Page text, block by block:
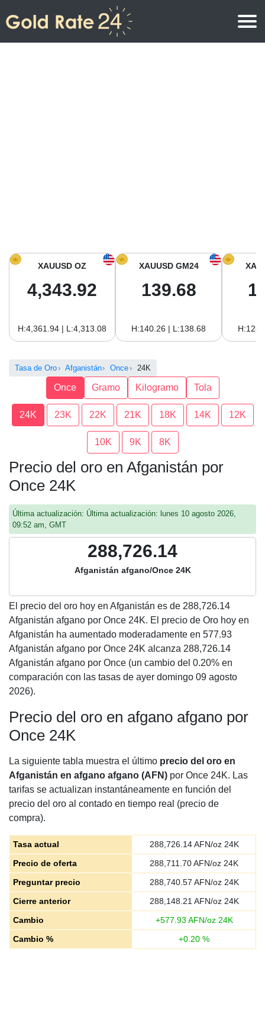
Precio del Oro hoy en América del sur
XAUUSD OZ
4,343.92
H:4,361.94 | L:4,313.08
XAUUSD GM24
139.68
H:140.26 | L:138.68
Tasa de Oro Afganistán Once 24K
Once Gramo Kilogramo Tola
24K 23K 22K 21K 18K 14K 12K
10K 9K 8K
Precio del oro en Afganistán por
Once 24K
Última actualización: Última actualización: lunes 10 agosto 2026,
09:52 am, GMT
288,726.14
Afganistán afgano/Once 24K
El precio del oro hoy en Afganistán es de 288,726.14
Afganistán afgano por Once 24K. El precio de Oro hoy en
Afganistán ha aumentado moderadamente en 577.93
Afganistán afgano por Once 24K alcanza 288,726.14
Afganistán afgano por Once (un cambio del 0.20% en
comparación con las tasas de ayer domingo 09 agosto
2026).
Precio del oro en afgano afgano por
Once 24K
La siguiente tabla muestra el último precio del oro en
Afganistán en afgano afgano (AFN) por Once 24K. Las
tarifas se actualizan instantáneamente en función del
precio del oro al contado en tiempo real (precio de
compra).
Tasa actual 288,726.14AFN/oz 24K
Precio de oferta
288,711.70AFN/oz 24K
Preguntar precio
288,740.57 AFN/oz 24K
Cierre anterior
288,148.21 AFN/oz 24K
Cambio
+577.93 AFN/oz 24K
Cambio %
+0.20 %